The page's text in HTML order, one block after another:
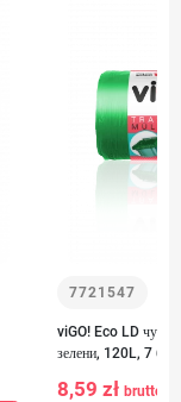
7721547
viGO! Eco LD
зелени, 120L, 7 бр
8,59 zł brutto